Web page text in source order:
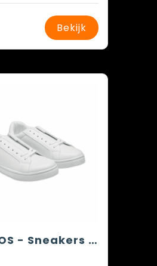
Bekijk
BLANCOS - Sneakers in PU maat 47